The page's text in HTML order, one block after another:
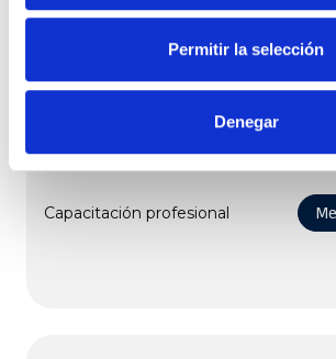
Permitir la selección
Denegar
Curso Cype 3D básico,
generador de pórticos y
Connect básico
¡Domina el diseño y cálculo de
dimensionar pórticos, cerchas y
hormigón, madera o...
Capacitación profesional